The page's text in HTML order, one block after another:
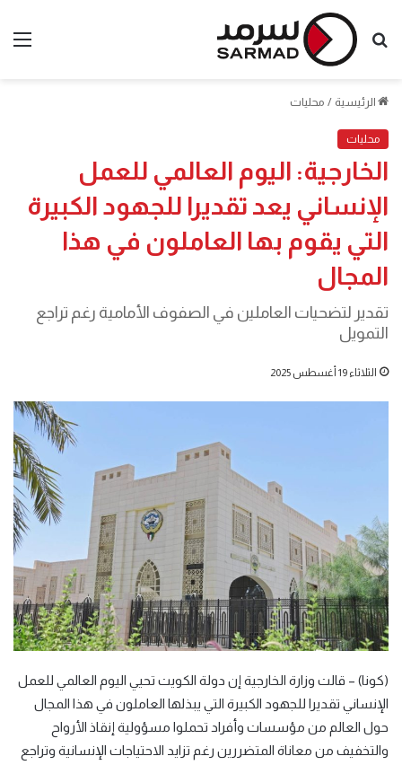
بحث
الرئيسية / محليات
محليات
الخارجية: اليوم العالمي للعمل
الإنساني يعد تقديرا للجهود الكبيرة
التي يقوم بها العاملون في هذا
المجال
تقدير لتضحيات العاملين في الصفوف الأمامية رغم تراجع
التمويل
الثلاثاء 19 أغسطس 2025
(كونا) – قالت وزارة الخارجية إن دولة الكويت تحيي اليوم العالمي للعمل
الإنساني تقديرا للجهود الكبيرة التي يبذلها العاملون في هذا المجال
حول العالم من مؤسسات وأفراد تحملوا مسؤولية إنقاذ الأرواح
والتخفيف من معاناة المتضررين رغم تزايد الاحتياجات الإنسانية وتراجع